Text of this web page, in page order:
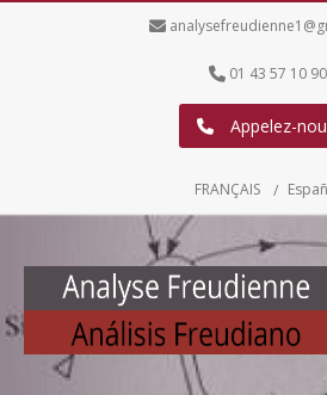
01 43 57 10 90
Appelez-
FRANÇAIS